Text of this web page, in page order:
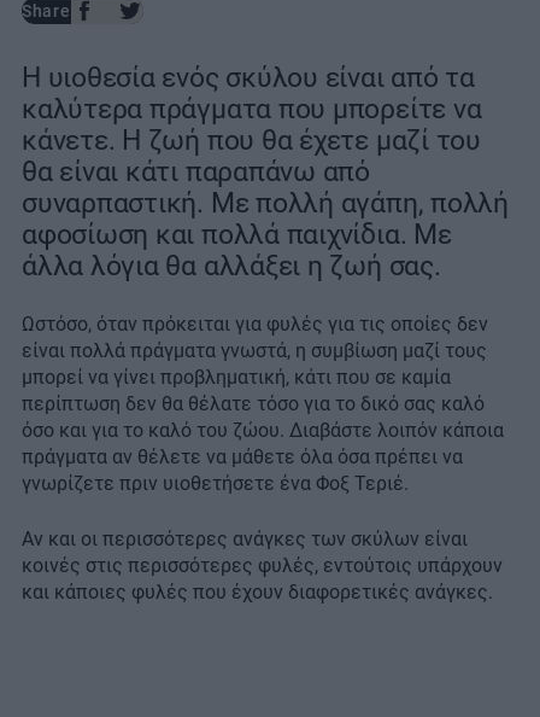
Share
Η υιοθεσία ενός σκύλου είναι από τα
καλύτερα πράγματα που μπορείτε να
κάνετε. Η ζωή που θα έχετε μαζί του
θα είναι κάτι παραπάνω από
συναρπαστική. Με πολλή αγάπη, πολλή
αφοσίωση και πολλά παιχνίδια. Με
άλλα λόγια θα αλλάξει η ζωή σας.
Ωστόσο, όταν πρόκειται για φυλές για τις οποίες δεν
είναι πολλά πράγματα γνωστά, η συμβίωση μαζί τους
μπορεί να γίνει προβληματική, κάτι που σε καμία
περίπτωση δεν θα θέλατε τόσο για το δικό σας καλό
όσο και για το καλό του ζώου. Διαβάστε λοιπόν κάποια
πράγματα αν θέλετε να μάθετε όλα όσα πρέπει να
γνωρίζετε πριν υιοθετήσετε ένα Φοξ Τεριέ.
Αν και οι περισσότερες ανάγκες των σκύλων είναι
κοινές στις περισσότερες φυλές, εντούτοις υπάρχουν
και κάποιες φυλές που έχουν διαφορετικές ανάγκες.